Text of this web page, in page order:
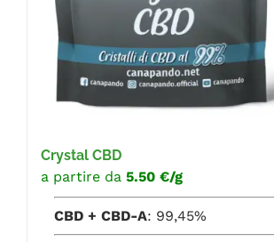
Crystal CBD
a partire da 5.50 €/g
CBD + CBD-A: 99,45%